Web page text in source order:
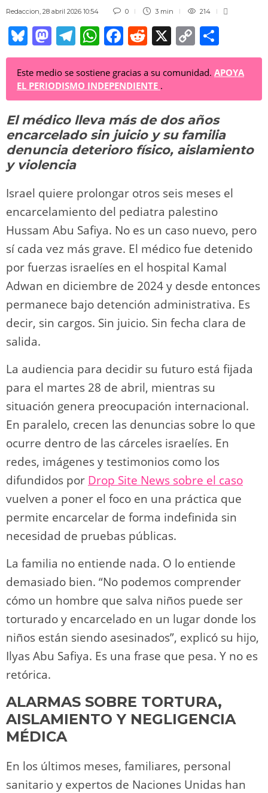
Redaccion 28 abril 2026 10:54 0 3 min 214
Bl
u
e
sk
y
M
a
st
o
d
o
n
T
el
e
gr
a
m
W
h
at
s
A
p
p
F
a
c
e
b
o
o
R
e
d
di
t
X C
o
p
Li
n
k
o
m
ar
tir
Este medio se sostiene gracias a su comunidad. APOYA
EL PERIODISMO INDEPENDIENTE .
El médico lleva más de dos años
encarcelado sin juicio y su familia
denuncia deterioro físico, aislamiento
y violencia
Israel quiere prolongar otros seis meses el
encarcelamiento del pediatra palestino
Hussam Abu Safiya. No es un caso nuevo, pero
sí cada vez más grave. El médico fue detenido
por fuerzas israelíes en el hospital Kamal
Adwan en diciembre de 2024 y desde entonces
permanece bajo detención administrativa. Es
decir, sin cargos. Sin juicio. Sin fecha clara de
salida.
La audiencia para decidir su futuro está fijada
para el martes 28 de abril, mientras su
situación genera preocupación internacional.
En paralelo, crecen las denuncias sobre lo que
ocurre dentro de las cárceles israelíes. En
redes, imágenes y testimonios como los
difundidos por Drop Site News sobre el caso
vuelven a poner el foco en una práctica que
permite encarcelar de forma indefinida sin
necesidad de pruebas públicas.
La familia no entiende nada. O lo entiende
demasiado bien. “No podemos comprender
cómo un hombre que salva niños puede ser
torturado y encarcelado en un lugar donde los
niños están siendo asesinados”, explicó su hijo,
Ilyas Abu Safiya. Es una frase que pesa. Y no es
retórica.
ALARMAS SOBRE TORTURA,
AISLAMIENTO Y NEGLIGENCIA
MÉDICA
En los últimos meses, familiares, personal
sanitario y expertos de Naciones Unidas han